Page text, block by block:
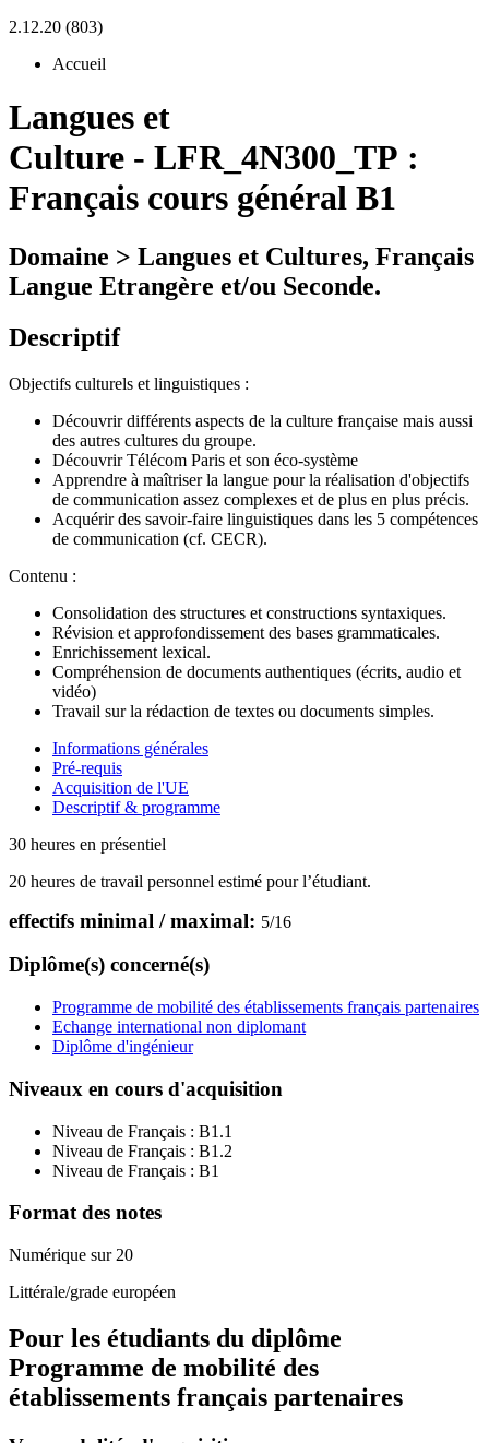
2.12.20 (803)
Accueil
Langues et
Culture - LFR_4N300_TP :
Français cours général B1
Domaine > Langues et Cultures, Français
Langue Etrangère et/ou Seconde.
Descriptif
Objectifs culturels et linguistiques :
Découvrir différents aspects de la culture française mais aussi
des autres cultures du groupe.
Découvrir Télécom Paris et son éco-système
Apprendre à maîtriser la langue pour la réalisation d'objectifs
de communication assez complexes et de plus en plus précis.
Acquérir des savoir-faire linguistiques dans les 5 compétences
de communication (cf. CECR).
Contenu :
Consolidation des structures et constructions syntaxiques.
Révision et approfondissement des bases grammaticales.
Enrichissement lexical.
Compréhension de documents authentiques (écrits, audio et
vidéo)
Travail sur la rédaction de textes ou documents simples.
Informations générales
Pré-requis
Acquisition de l'UE
Descriptif & programme
30 heures en présentiel
20 heures de travail personnel estimé pour l’étudiant.
effectifs minimal / maximal: 5/16
Diplôme(s) concerné(s)
Programme de mobilité des établissements français partenaires
Echange international non diplomant
Diplôme d'ingénieur
Niveaux en cours d'acquisition
Niveau de Français : B1.1
Niveau de Français : B1.2
Niveau de Français : B1
Format des notes
Numérique sur 20
Littérale/grade européen
Pour les étudiants du diplôme
Programme de mobilité des
établissements français partenaires